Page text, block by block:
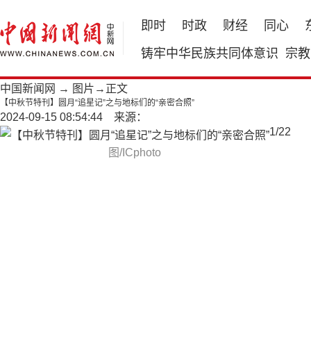
即时 时政 财经 同心
铸牢中华民族共同体意识 宗教
中国新闻网 → 图片 →正文
【中秋节特刊】圆月“追星记”之与地标们的“亲密合照”
2024-09-15 08:54:44 来源：
图/ICphoto
1/22